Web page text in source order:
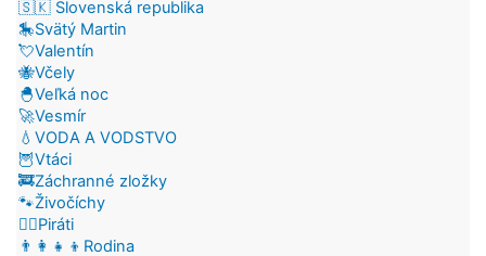
🇸🇰 Slovenská republika
🎠Svätý Martin
💘Valentín
🐝Včely
🐣Veľká noc
🚀Vesmír
💧VODA A VODSTVO
🦉Vtáci
🚒Záchranné zložky
🐾Živočíchy
🏴‍☠️Piráti
👨‍👩‍👧‍👦Rodina